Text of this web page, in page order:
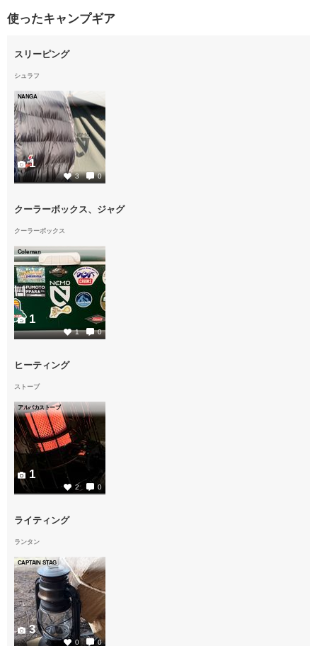
使ったキャンプギア
スリーピング
シュラフ
NANGA
3 0
1
クーラーボックス、ジャグ
クーラーボックス
Coleman
1 0
1
ヒーティング
ストーブ
アルパカストーブ
2 0
1
ライティング
ランタン
CAPTAIN STAG
0 0
3